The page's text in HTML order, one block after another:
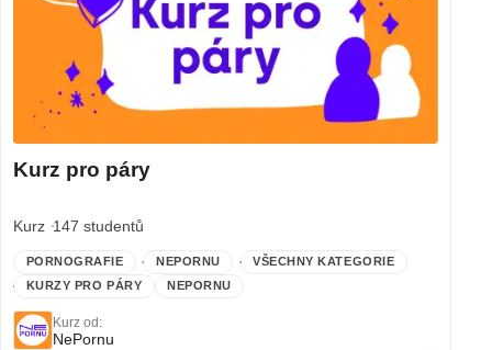
Kurz pro páry
Kurz 147 studentů
PORNOGRAFIE NEPORNU
VŠECHNY KATEGORIE
KURZY PRO PÁRY
NEPORNU
Kurz od:
NePornu